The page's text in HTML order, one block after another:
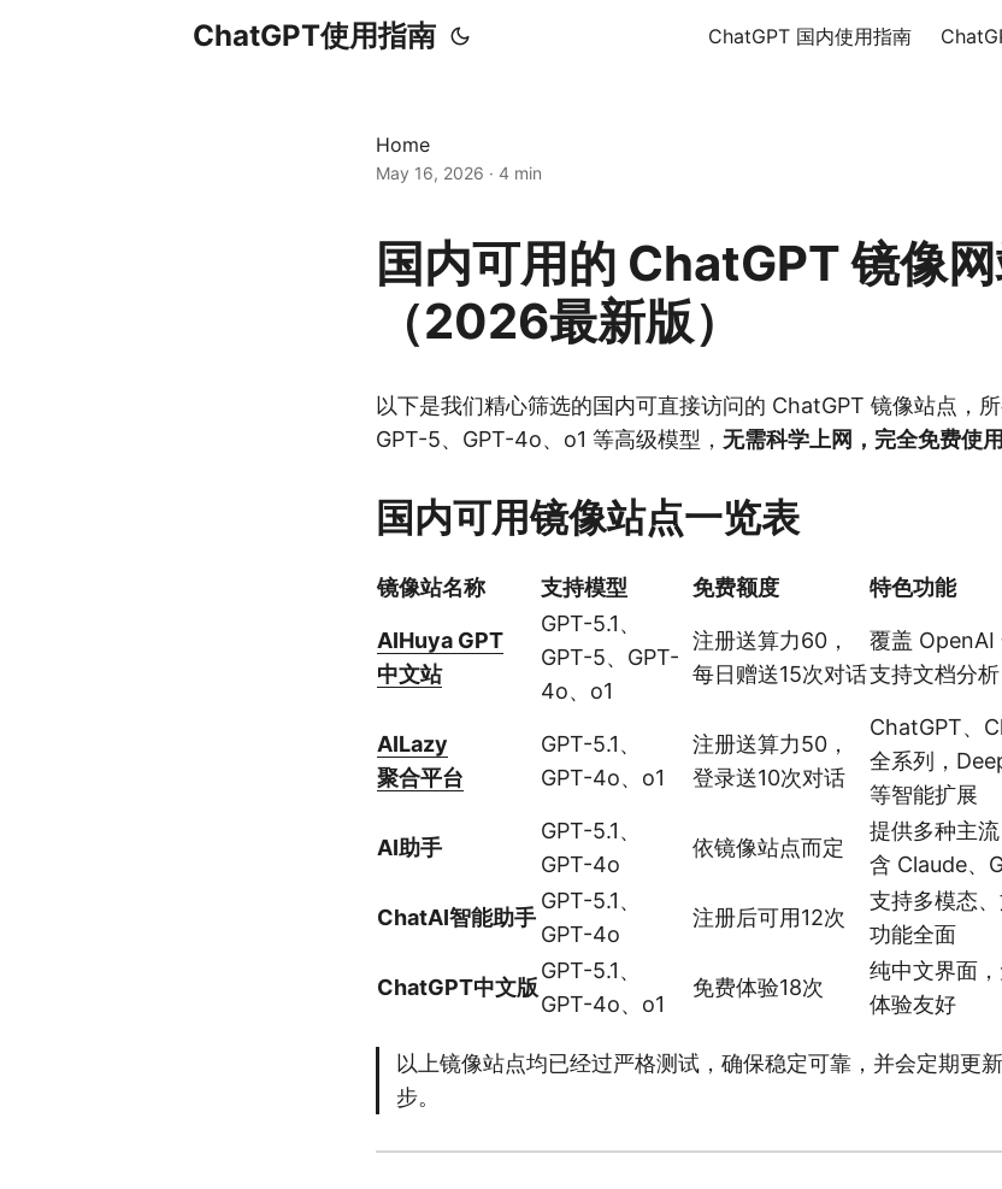
ChatGPT使用指南 ChatGPT 国内使用指南
Home
May 16, 2026 · 4 min
国内可用的 ChatGPT 镜像
（2026最新版）
以下是我们精心筛选的国内可直接访问的 ChatGPT 镜像站点，所
GPT-5、GPT-4o、o1 等高级模型， 无需科学上网，完全免费使用
国内可用镜像站点一览表
镜像站名称 支持模型 免费额度 特色功能
AIHuya GPT
中文站
GPT-5.1、
GPT-5、GPT-
4o、o1
注册送算力60，
每日赠送15次对话
覆盖 OpenAI
支持文档分
AILazy
聚合平台
GPT-5.1、
GPT-4o、o1
注册送算力50，
登录送10次对话
ChatGPT、
全系列，
等智能扩展
AI助手
GPT-5.1、
GPT-4o
依镜像站点而定
提供多种主
含 Claude、
ChatAI智能助手
GPT-5.1、
GPT-4o
注册后可用12次
支持多模态、
功能全面
ChatGPT中文版
GPT-5.1、
GPT-4o、o1
免费体验18次
纯中文界面，
体验友好
以上镜像站点均已经过严格测试，确保稳定可靠，并会定期更
步。